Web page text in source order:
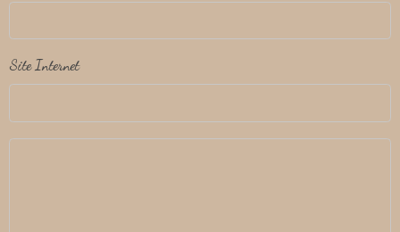
Site Internet